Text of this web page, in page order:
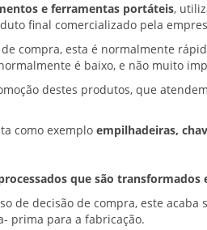
e ferramentas portáteis,
final comercializado pela
compra, esta é normalmente
é baixo, e não muito
destes produtos, que
como exemplo empilhadeiras,
que são
de decisão de compra, este
prima para a fabricação.